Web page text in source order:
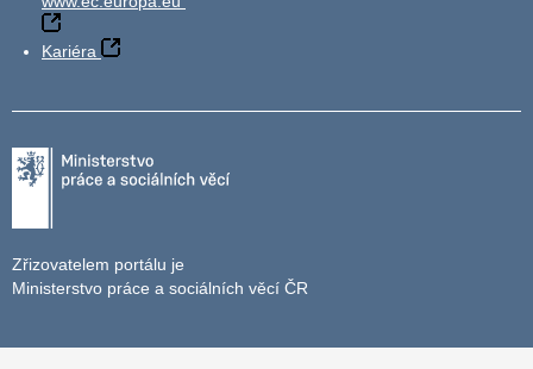
Kariéra
Zřizovatelem portálu je
Ministerstvo práce a sociálních věcí ČR